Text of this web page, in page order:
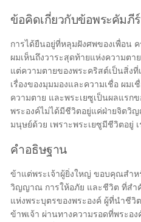
ข้อคิดเกี่ยวกับข้อพระคัมภี
การได้ยืนอยู่ที่หลุมฝังศพของเพื่อน
ผมเห็นถึงวาระสุดท้ายแห่งความตา
แต่ความตายของพระคริสต์เป็นสิ่งที่
เรื่องของมุมมองและความเชื่อ ผมเ
ความตาย และพระเยซูเป็นผลแรกข
พระองค์ไม่ได้มีชีวิตอยู่แค่ฝ่ายจิตวิ
มนุษย์ด้วย เพราะพระเยซูมีชีวิตอยู่
คำอธิษฐาน
ข้าแต่พระเจ้าผู้ยิ่งใหญ่ ขอบคุณสำ
วิญญาณ การให้อภัย และชีวิต ที่ส
แห่งพระบุตรของพระองค์ ผู้ที่นำชีวิ
ข้าพเจ้า ผ่านทางความรอดที่พระอ